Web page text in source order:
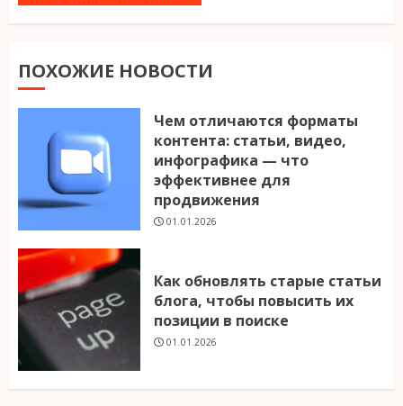
ПОХОЖИЕ НОВОСТИ
Чем отличаются форматы
контента: статьи, видео,
инфографика — что
эффективнее для
продвижения
01.01.2026
Как обновлять старые статьи
блога, чтобы повысить их
позиции в поиске
01.01.2026